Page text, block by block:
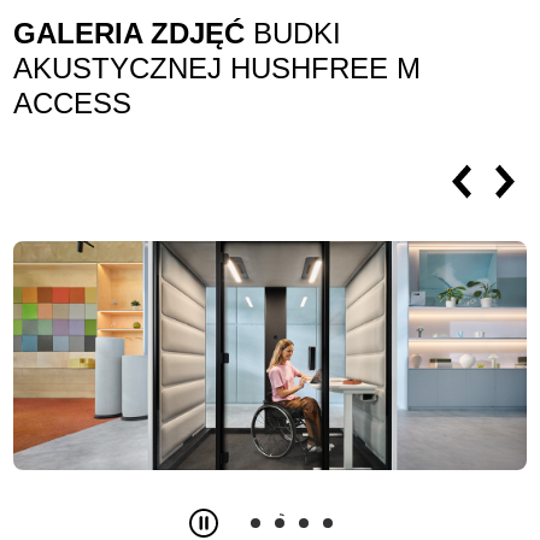
GALERIA ZDJĘĆ BUDKI
AKUSTYCZNEJ HUSHFREE M
ACCESS